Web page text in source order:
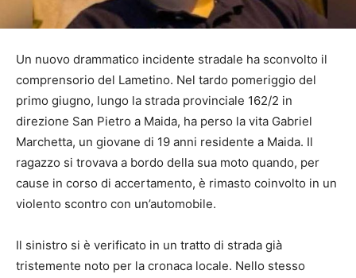
Un nuovo drammatico incidente stradale ha sconvolto il
comprensorio del Lametino. Nel tardo pomeriggio del
primo giugno, lungo la strada provinciale 162/2 in
direzione San Pietro a Maida, ha perso la vita Gabriel
Marchetta, un giovane di 19 anni residente a Maida. Il
ragazzo si trovava a bordo della sua moto quando, per
cause in corso di accertamento, è rimasto coinvolto in un
violento scontro con un’automobile.
Il sinistro si è verificato in un tratto di strada già
tristemente noto per la cronaca locale. Nello stesso